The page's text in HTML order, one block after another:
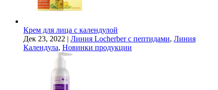
Крем для лица с календулой
Дек 23, 2022 | Линия Locherber с пептидами, Линия
Календула, Новинки продукции